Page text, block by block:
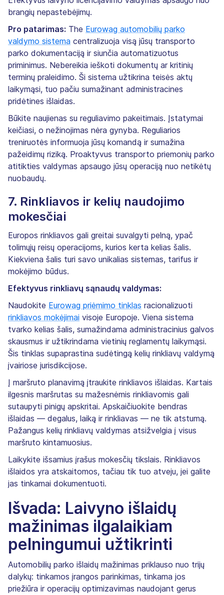
brangių nepastebėjimų.
Pro patarimas: The Eurowag automobilių parko
valdymo sistema centralizuoja visą jūsų transporto
parko dokumentaciją ir siunčia automatizuotus
priminimus. Nebereikia ieškoti dokumentų ar kritinių
terminų praleidimo. Ši sistema užtikrina teisės aktų
laikymąsi, tuo pačiu sumažinant administracines
pridėtines išlaidas.
Būkite naujienas su reguliavimo pakeitimais. Įstatymai
keičiasi, o nežinojimas nėra gynyba. Reguliarios
treniruotės informuoja jūsų komandą ir sumažina
pažeidimų riziką. Proaktyvus transporto priemonių parko
atitikties valdymas apsaugo jūsų operaciją nuo netikėtų
nuobaudų.
7. Rinkliavos ir kelių naudojimo
mokesčiai
Europos rinkliavos gali greitai suvalgyti pelną, ypač
tolimųjų reisų operacijoms, kurios kerta kelias šalis.
Kiekviena šalis turi savo unikalias sistemas, tarifus ir
mokėjimo būdus.
Efektyvus rinkliavų sąnaudų valdymas:
Naudokite Eurowag priėmimo tinklas racionalizuoti
rinkliavos mokėjimai visoje Europoje. Viena sistema
tvarko kelias šalis, sumažindama administracinius galvos
skausmus ir užtikrindama vietinių reglamentų laikymąsi.
Šis tinklas supaprastina sudėtingą kelių rinkliavų valdymą
įvairiose jurisdikcijose.
Į maršruto planavimą įtraukite rinkliavos išlaidas. Kartais
ilgesnis maršrutas su mažesnėmis rinkliavomis gali
sutaupyti pinigų apskritai. Apskaičiuokite bendras
išlaidas — degalus, laiką ir rinkliavas — ne tik atstumą.
Pažangus kelių rinkliavų valdymas atsižvelgia į visus
maršruto kintamuosius.
Laikykite išsamius įrašus mokesčių tikslais. Rinkliavos
išlaidos yra atskaitomos, tačiau tik tuo atveju, jei galite
jas tinkamai dokumentuoti.
Išvada: Laivyno išlaidų
mažinimas ilgalaikiam
pelningumui užtikrinti
Automobilių parko išlaidų mažinimas priklauso nuo trijų
dalykų: tinkamos įrangos parinkimas, tinkama jos
priežiūra ir operacijų optimizavimas naudojant gerus